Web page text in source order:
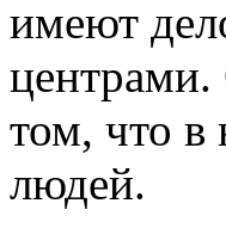
имеют
центрами.
том, что в
людей.